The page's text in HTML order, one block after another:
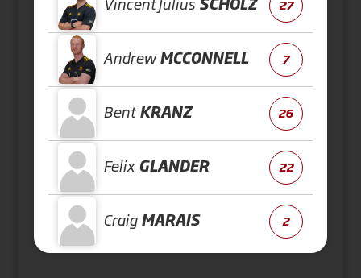
27
Andrew MCCONNELL 7
Bent KRANZ 26
Felix GLANDER 22
Craig MARAIS 2